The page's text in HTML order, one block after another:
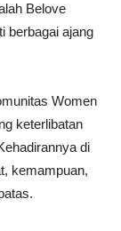
Belove
berbagai ajang
Women
keterlibatan
di
kemampuan,